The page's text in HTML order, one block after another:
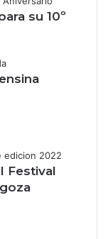
su 10º
Festival